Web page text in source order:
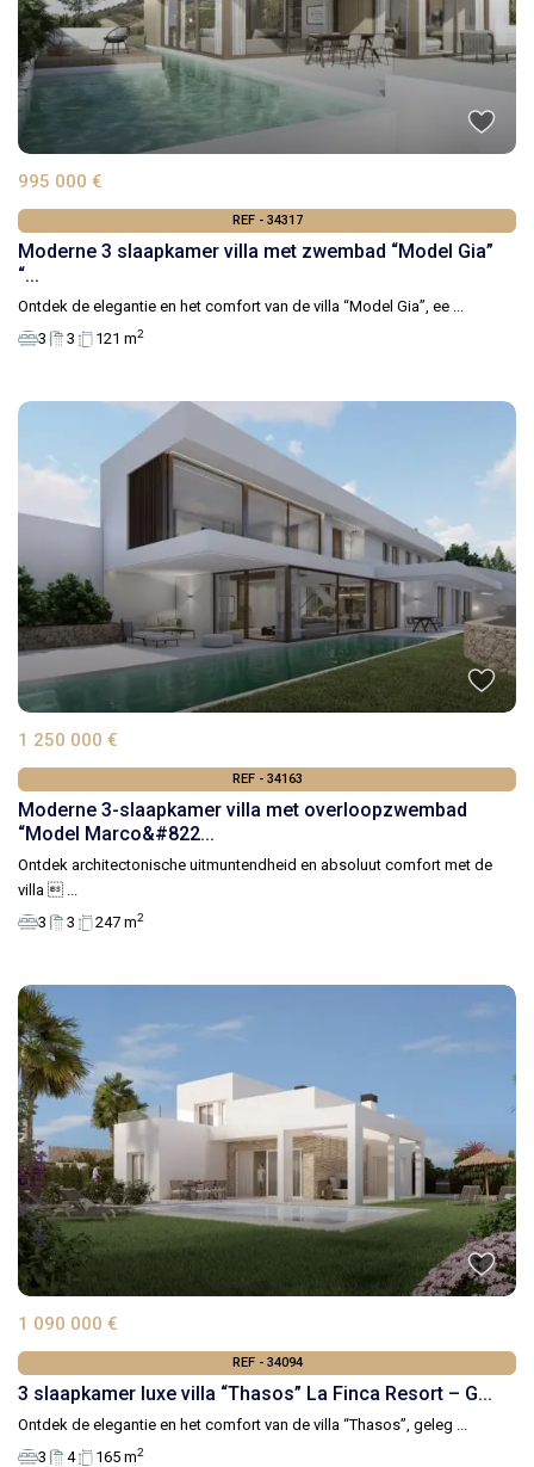
995 000 €
REF - 34317
Moderne 3 slaapkamer villa met zwembad “Model Gia”
“...
Ontdek de elegantie en het comfort van de villa “Model Gia”, ee
3
3 121 m2
1 250 000 €
REF - 34163
Moderne 3-slaapkamer villa met overloopzwembad
“Model Marco&#822...
Ontdek architectonische uitmuntendheid en absoluut comfort met de
villa 
3
3 247 m2
1 090 000 €
REF - 34094
3 slaapkamer luxe villa “Thasos” La Finca Resort – G...
Ontdek de elegantie en het comfort van de villa “Thasos”, geleg
3
4 165 m2